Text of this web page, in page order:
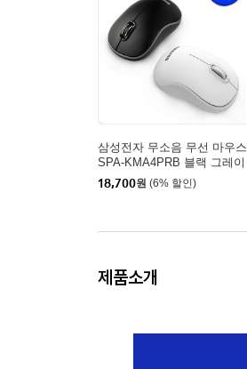
삼성전자 무소음 무선 마우스
SPA-KMA4PRB 블랙 그레이
18,700원 (6% 할인)
제품소개